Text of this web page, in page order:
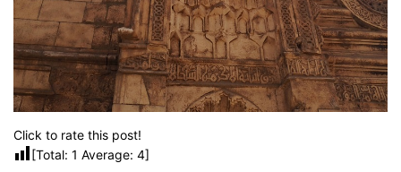
Click to rate this post!
[Total: 1 Average: 4]